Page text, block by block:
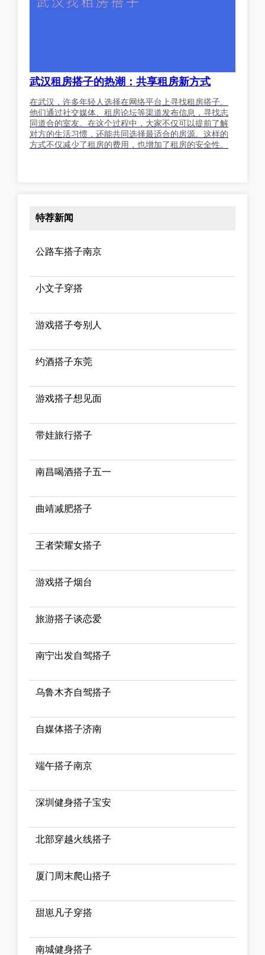
武汉租房搭子的热潮：共享租房新方式
在武汉，许多年轻人选择在网络平台上寻找租房搭子。
他们通过社交媒体、租房论坛等渠道发布信息，寻找志
同道合的室友。在这个过程中，大家不仅可以提前了解
对方的生活习惯，还能共同选择最适合的房源。这样的
方式不仅减少了租房的费用，也增加了租房的安全性。
特荐新闻
公路车搭子南京
小文子穿搭
游戏搭子夸别人
约酒搭子东莞
游戏搭子想见面
带娃旅行搭子
南昌喝酒搭子五一
曲靖减肥搭子
王者荣耀女搭子
游戏搭子烟台
旅游搭子谈恋爱
南宁出发自驾搭子
乌鲁木齐自驾搭子
自媒体搭子济南
端午搭子南京
深圳健身搭子宝安
北部穿越火线搭子
厦门周末爬山搭子
甜崽凡子穿搭
南城健身搭子